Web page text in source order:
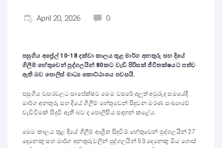
April 20, 2026 0
පසුගිය අප්‍රේල් 10-18 දක්වා කාලය තුළ මාර්ග අනතුරු සහ දියේ
ගිලීම් හේතුවෙන් පුද්ගලයින් 80කට වැඩි පිරිසක් ජීවිතක්ෂයට පත්ව
ඇති බව පොලිස් මාධ්‍ය කොට්ඨාශය පවසයි.
පසුගිය වසරවලට සාපේක්ෂව මෙම වසරේ අලුත් අවුරුදු සමයේදී
මාර්ග අනතුරු සහ දියේ ගිලීම් හේතුවෙන් සිදුවන මරණ සංඛ්‍යාවේ
වැඩිවීමක් සිදුවී ඇති බව ද පොලිසිය සඳහන් කළේය.
මෙම කාලය තුළ දියේ ගිලීම් ආශ්‍රිත සිදුවීම් හේතුවෙන් පුද්ගලයින් 27
දෙනෙකු සහ මාර්ග අනතුරුවලින් පුද්ගලයින් 53 දෙනෙකු මිය ගොස්